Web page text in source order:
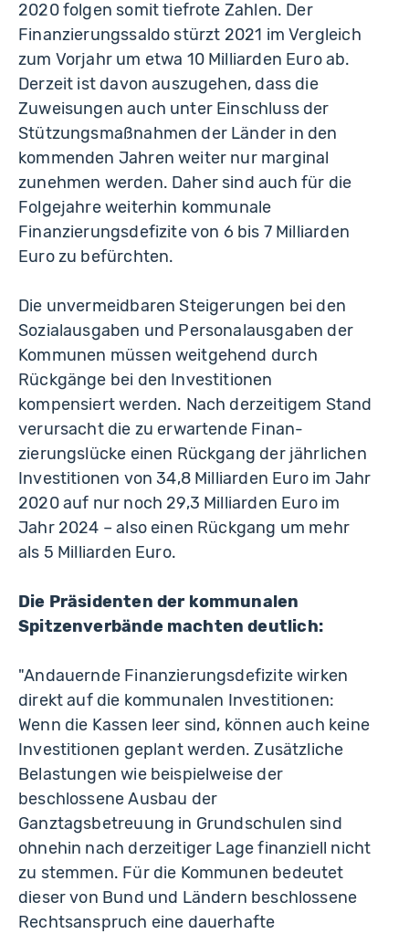
2020 folgen somit tiefrote Zahlen. Der
Finanzierungssaldo stürzt 2021 im Vergleich
zum Vorjahr um etwa 10 Milliarden Euro ab.
Derzeit ist davon auszugehen, dass die
Zuweisungen auch unter Einschluss der
Stützungsmaßnahmen der Länder in den
kommenden Jahren weiter nur marginal
zunehmen werden. Daher sind auch für die
Folgejahre weiterhin kommunale
Finanzierungsdefizite von 6 bis 7 Milliarden
Euro zu befürchten.
Die unvermeidbaren Steigerungen bei den
Sozialausgaben und Personalausgaben der
Kommunen müssen weitgehend durch
Rückgänge bei den Investitionen
kompensiert werden. Nach derzeitigem Stand
verursacht die zu erwartende Finan­
zierungslücke einen Rückgang der jährlichen
Investitionen von 34,8 Milliarden Euro im Jahr
2020 auf nur noch 29,3 Milliarden Euro im
Jahr 2024 – also einen Rückgang um mehr
als 5 Milliarden Euro.
Die Präsidenten der kommunalen
Spitzenverbände machten deutlich:
"Andauernde Finanzierungsdefizite wirken
direkt auf die kommunalen Investitionen:
Wenn die Kassen leer sind, können auch keine
Investitionen geplant werden. Zusätzliche
Belastungen wie beispielweise der
beschlossene Ausbau der
Ganztagsbetreuung in Grundschulen sind
ohnehin nach derzeitiger Lage finanziell nicht
zu stemmen. Für die Kommunen bedeutet
dieser von Bund und Ländern beschlossene
Rechts­anspruch eine dauerhafte